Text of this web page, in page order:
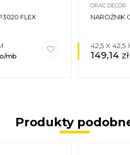
FLEX
mb
ORAC DECOR
NAROŻNIK
42,5 X 42,5
149,14 zł
Produkty